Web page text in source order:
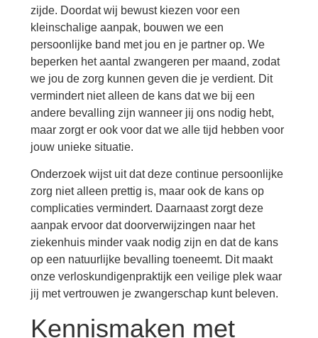
zijde. Doordat wij bewust kiezen voor een
kleinschalige aanpak, bouwen we een
persoonlijke band met jou en je partner op. We
beperken het aantal zwangeren per maand, zodat
we jou de zorg kunnen geven die je verdient. Dit
vermindert niet alleen de kans dat we bij een
andere bevalling zijn wanneer jij ons nodig hebt,
maar zorgt er ook voor dat we alle tijd hebben voor
jouw unieke situatie.
Onderzoek wijst uit dat deze continue persoonlijke
zorg niet alleen prettig is, maar ook de kans op
complicaties vermindert. Daarnaast zorgt deze
aanpak ervoor dat doorverwijzingen naar het
ziekenhuis minder vaak nodig zijn en dat de kans
op een natuurlijke bevalling toeneemt. Dit maakt
onze verloskundigenpraktijk een veilige plek waar
jij met vertrouwen je zwangerschap kunt beleven.
Kennismaken met